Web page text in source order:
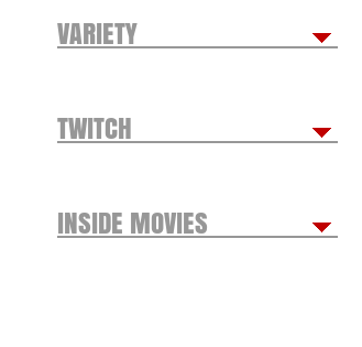
VARIETY
TWITCH
INSIDE MOVIES